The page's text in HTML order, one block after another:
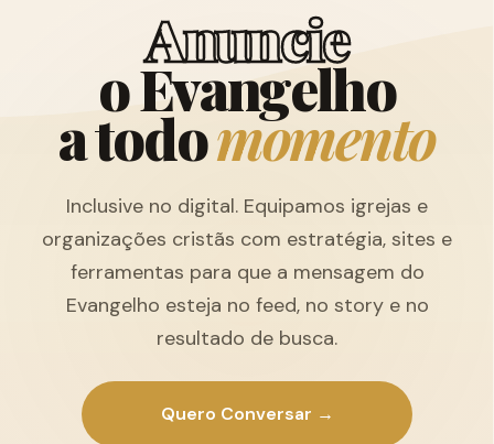
Anuncie
oEvangelho
atodomomento
Inclusive no digital. Equipamos igrejas e
organizações cristãs com estratégia, sites e
ferramentas para que a mensagem do
Evangelho esteja no feed, no story e no
resultado de busca.
Quero Conversar →